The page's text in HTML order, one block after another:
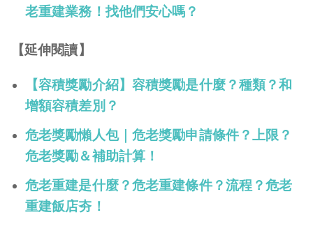
老重建業務！找他們安心嗎？
【延伸閱讀】
【容積獎勵介紹】容積獎勵是什麼？種類？和
增額容積差別？
危老獎勵懶人包｜危老獎勵申請條件？上限？
危老獎勵＆補助計算！
危老重建是什麼？危老重建條件？流程？危老
重建飯店夯！